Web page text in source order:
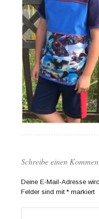
Schreibe einen
Deine E-Mail-Adresse
Felder sind mit* markiert